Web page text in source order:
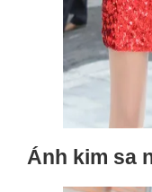
Ánh kim sa